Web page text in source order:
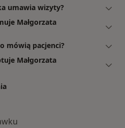
umawia wizyty?
Małgorzata
mówią pacjenci?
Małgorzata